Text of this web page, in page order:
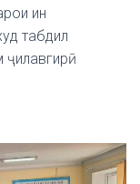
ин
табдил
ҷилавгирӣ